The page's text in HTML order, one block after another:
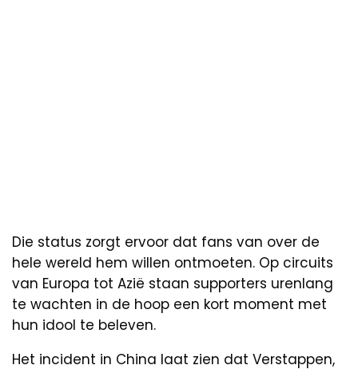
Die status zorgt ervoor dat fans van over de
hele wereld hem willen ontmoeten. Op circuits
van Europa tot Azië staan supporters urenlang
te wachten in de hoop een kort moment met
hun idool te beleven.
Het incident in China laat zien dat Verstappen,